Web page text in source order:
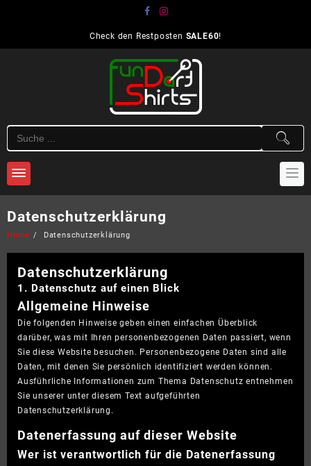
Check den Restposten SALE60!
Datenschutzerklärung
Home Datenschutzerklärung
Datenschutz­erklärung
1. Datenschutz auf einen Blick
Allgemeine Hinweise
Die folgenden Hinweise geben einen einfachen Überblick
darüber, was mit Ihren personenbezogenen Daten passiert, wenn
Sie diese Website besuchen. Personenbezogene Daten sind alle
Daten, mit denen Sie persönlich identifiziert werden können.
Ausführliche Informationen zum Thema Datenschutz entnehmen
Sie unserer unter diesem Text aufgeführten
Datenschutzerklärung.
Datenerfassung auf dieser Website
Wer ist verantwortlich für die Datenerfassung